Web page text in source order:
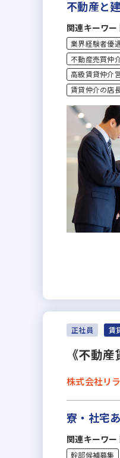
不動産と
関連キーワー
業界経験者優
不動産売買仲
高級賃貸仲介
賃貸仲介の店
正社員 賃
《不動
株式会社リ
寮・社宅
関連キーワー
幹部候補募集